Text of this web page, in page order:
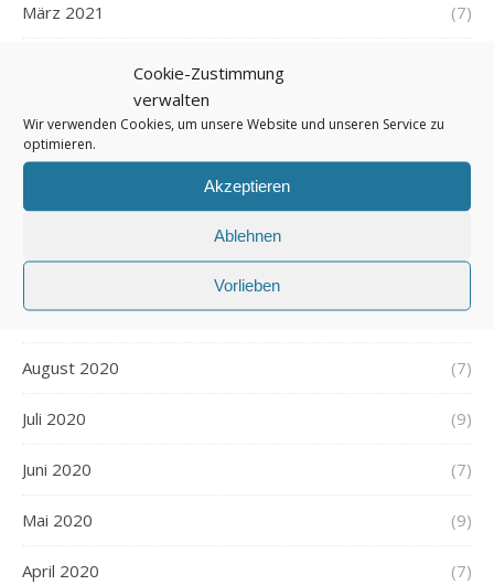
Cookie-Zustimmung
verwalten
Wir verwenden Cookies, um unsere Website und unseren Service zu
optimieren.
Akzeptieren
Ablehnen
Vorlieben
März 2021 (7)
Januar 2021
Dezember 2020 (7)
November 2020 (9)
Oktober 2020 (9)
September 2020 (7)
August 2020 (7)
Juli 2020 (9)
Juni 2020 (7)
Mai 2020 (9)
April 2020 (7)